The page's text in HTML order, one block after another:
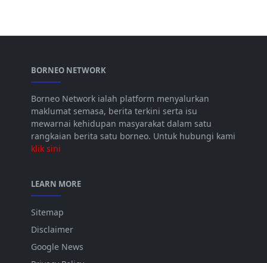
BORNEO NETWORK
Borneo Network ialah platform menyalurkan
maklumat semasa, berita terkini serta isu
mewarnai kehidupan masyarakat dalam satu
rangkaian berita satu borneo. Untuk hubungi kami
klik sini
LEARN MORE
Sitemap
Disclaimer
Google News